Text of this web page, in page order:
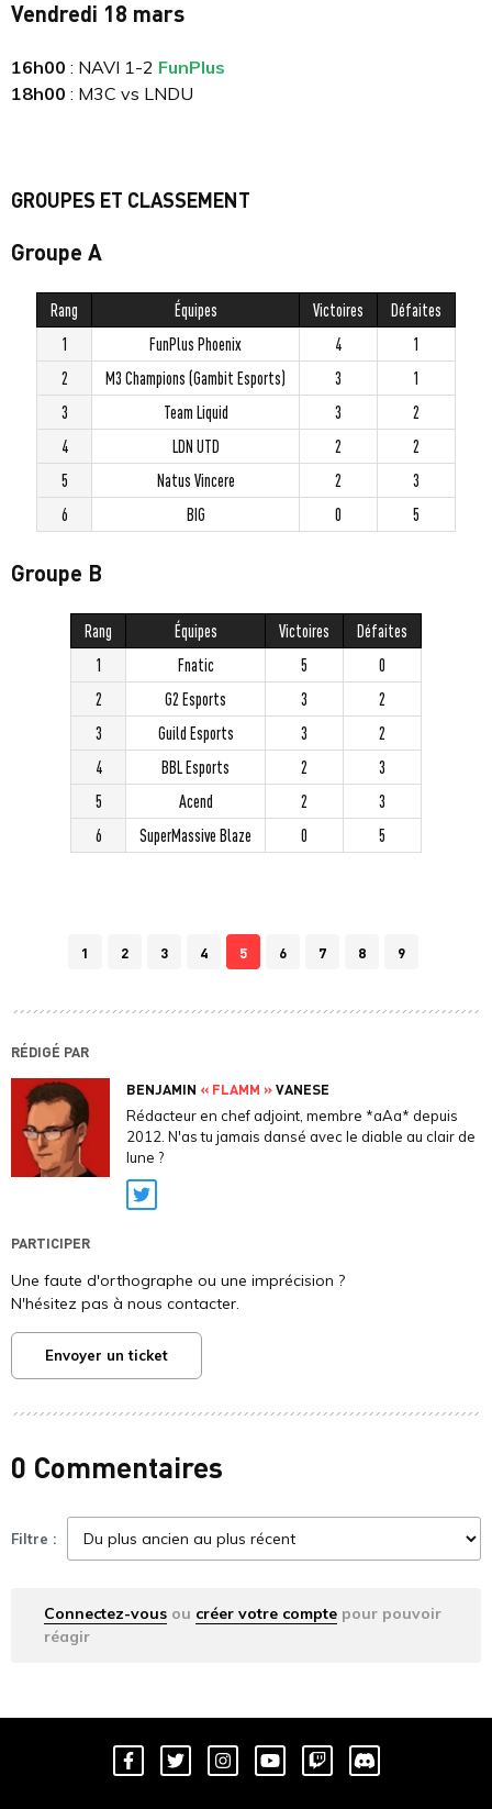
Vendredi 18 mars
16h00 : NAVI 1-2 FunPlus
18h00 : M3C vs LNDU
GROUPES ET CLASSEMENT
Groupe A
Rang Équipes Victoires
Défaites
1
FunPlus Phoenix 4
1
2
M3 Champions (Gambit Esports) 3
1
3
Team Liquid 3
2
4
LDN UTD 2
2
5
Natus Vincere 2
3
6
BIG 0 5
Groupe B
Rang Équipes Victoires
Défaites
1
Fnatic 5
0
2
G2 Esports 3
2
3
Guild Esports 3
2
4
BBL Esports 2
3
5
Acend 2
3
6
SuperMassive Blaze 0 5
1 2 3 4 5 6 7 8 9
RÉDIGÉ PAR
BENJAMIN « FLAMM »VANESE
Rédacteur en chef adjoint, membre *aAa* depuis
2012. N'as tu jamais dansé avec le diable au clair de
lune ?
Twitter
PARTICIPER
Une faute d'orthographe ou une imprécision ?
N'hésitez pas à nous contacter.
Envoyer un ticket
0 Commentaires
Filtre :
Connectez-vous ou créer votre compte pour pouvoir
réagir